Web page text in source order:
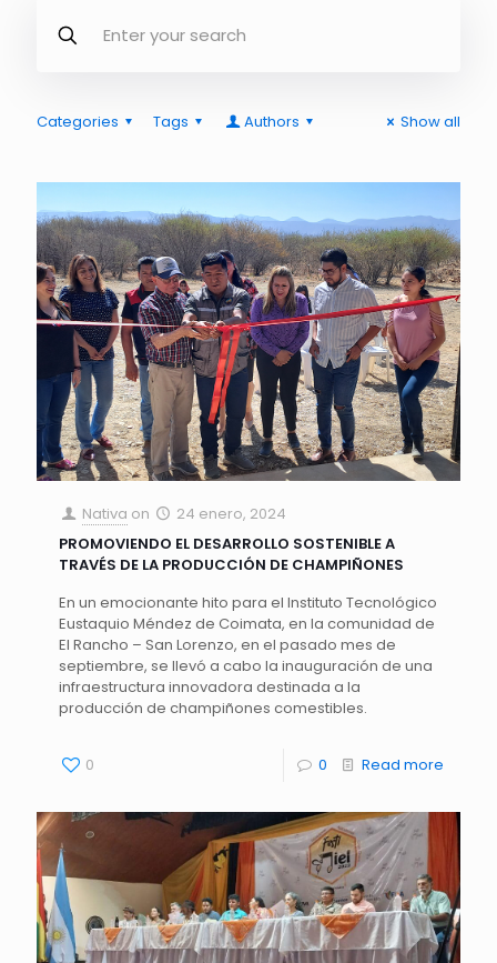
Categories Tags Authors Show all
Nativa on
24 enero, 2024
PROMOVIENDO EL DESARROLLO SOSTENIBLE A
TRAVÉS DE LA PRODUCCIÓN DE CHAMPIÑONES
En un emocionante hito para el Instituto Tecnológico
Eustaquio Méndez de Coimata, en la comunidad de
El Rancho – San Lorenzo, en el pasado mes de
septiembre, se llevó a cabo la inauguración de una
infraestructura innovadora destinada a la
producción de champiñones comestibles.
0 0 Read more